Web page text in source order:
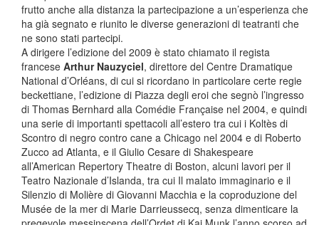
frutto anche alla distanza la partecipazione a un’esperienza che
ha già segnato e riunito le diverse generazioni di teatranti che
ne sono stati partecipi.
A dirigere l’edizione del 2009 è stato chiamato il regista
francese Arthur Nauzyciel, direttore del Centre Dramatique
National d’Orléans, di cui si ricordano in particolare certe regie
beckettiane, l’edizione di Piazza degli eroi che segnò l’ingresso
di Thomas Bernhard alla Comédie Française nel 2004, e quindi
una serie di importanti spettacoli all’estero tra cui i Koltès di
Scontro di negro contro cane a Chicago nel 2004 e di Roberto
Zucco ad Atlanta, e il Giulio Cesare di Shakespeare
all’American Repertory Theatre di Boston, alcuni lavori per il
Teatro Nazionale d’Islanda, tra cui Il malato immaginario e il
Silenzio di Molière di Giovanni Macchia e la coproduzione del
Musée de la mer di Marie Darrieussecq, senza dimenticare la